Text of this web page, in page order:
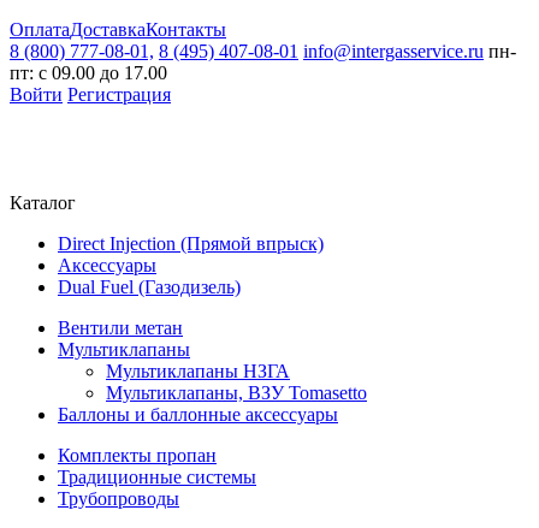
ОплатаДоставкаКонтакты
8 (800) 777-08-01, 8 (495) 407-08-01 info@intergasservice.ru пн-
пт: с 09.00 до 17.00
Войти Регистрация
Каталог
Direct Injection (Прямой впрыск)
Аксессуары
Dual Fuel (Газодизель)
Вентили метан
Мультиклапаны
Мультиклапаны НЗГА
Мультиклапаны, ВЗУ Tomasetto
Баллоны и баллонные аксессуары
Комплекты пропан
Традиционные системы
Трубопроводы